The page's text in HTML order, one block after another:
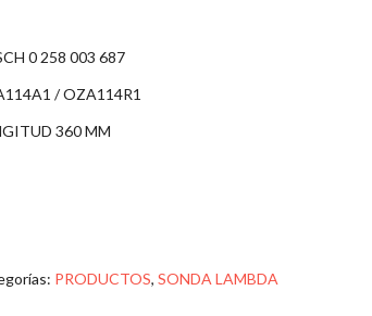
0 258 003 687
/ OZA114R1
360 MM
PRODUCTOS,SONDA LAMBDA